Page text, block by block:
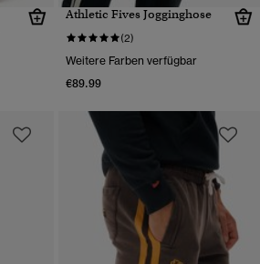
Athletic Fives Jogginghose
(2)
Weitere Farben verfügbar
€89.99